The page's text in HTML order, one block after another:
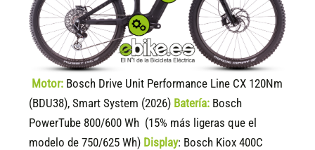
Motor: Bosch Drive Unit Performance Line CX 120Nm
(BDU38), Smart System (2026) Batería: Bosch
PowerTube 800/600 Wh (15% más ligeras que el
modelo de 750/625 Wh) Display: Bosch Kiox 400C